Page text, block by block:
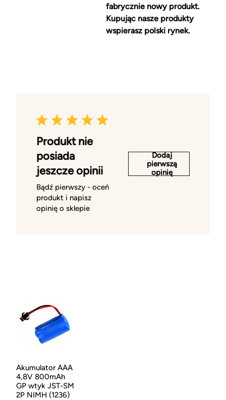
fabrycznie nowy produkt.
Kupując nasze produkty
wspierasz polski rynek.
Produkt nie
posiada
jeszcze opinii
Bądź pierwszy - oceń
produkt i napisz
opinię o sklepie
Dodaj
pierwszą
opinię
Akumulator AAA
4,8V 800mAh
GP wtyk JST-SM
2P NIMH (1236)